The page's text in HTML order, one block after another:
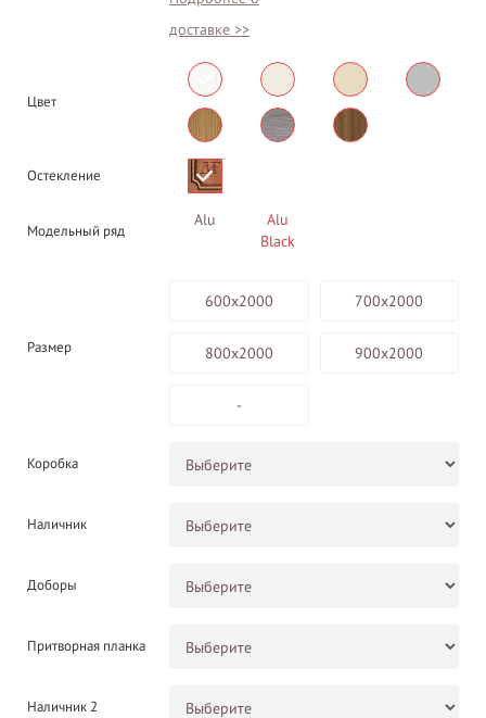
доставке >>
Цвет
Остекление
Модельный ряд
Alu
Alu
Black
Размер
600х2000 700х2000
800х2000 900х2000
-
Коробка
Наличник
Доборы
Притворная планка
Наличник 2